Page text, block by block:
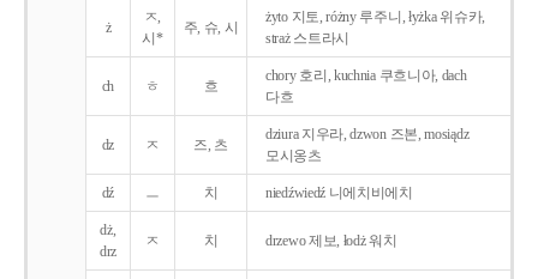
ż
ㅈ,
시*
주, 슈, 시
żyto 지토, różny 루주니, łyżka 위슈카,
straż 스트라시
ch ㅎ 흐
chory 호리, kuchnia 쿠흐니아, dach
다흐
dz ㅈ 즈, 츠
dziura 지우라, dzwon 즈본, mosiądz
모시옹츠
dź ㅡ 치 niedźwiedź 니에치비에치
dż,
drz
ㅈ 치 drzewo 제보, łodż 워치